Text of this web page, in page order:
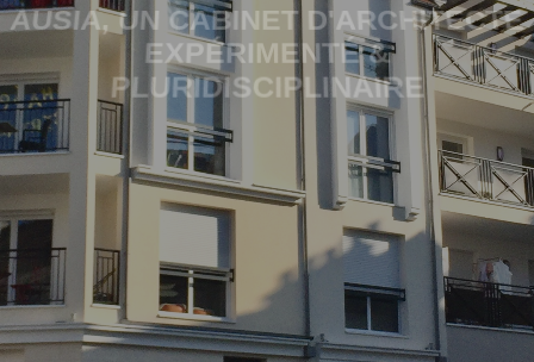
AUSIA, UN CABINET D'ARCHITECTE
EXPÉRIMENTÉ &
PLURIDISCIPLINAIRE